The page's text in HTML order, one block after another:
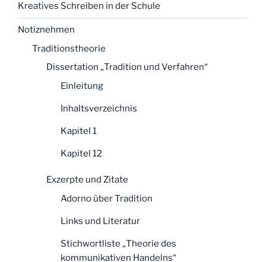
Kreatives Schreiben in der Schule
Notiznehmen
Traditionstheorie
Dissertation „Tradition und Verfahren“
Einleitung
Inhaltsverzeichnis
Kapitel 1
Kapitel 12
Exzerpte und Zitate
Adorno über Tradition
Links und Literatur
Stichwortliste „Theorie des
kommunikativen Handelns“